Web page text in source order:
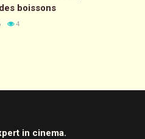
boissons
4
in cinema.